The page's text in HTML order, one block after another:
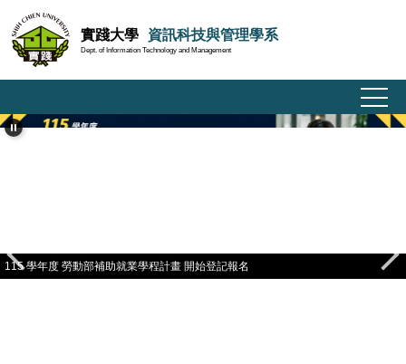
到
主
要
容
實踐大學 資訊科技與管理學系
Dept. of Information Technology and Management
115 學年度 勞動部補助就業學程計畫 開始登記報名